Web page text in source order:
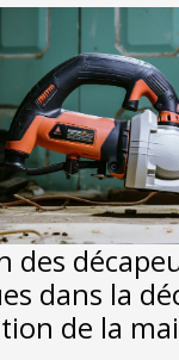
des
dans la
de la